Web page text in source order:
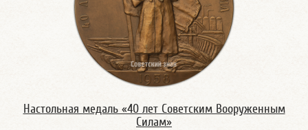
Настольная медаль «40 лет Советским Вооруженным
Силам»